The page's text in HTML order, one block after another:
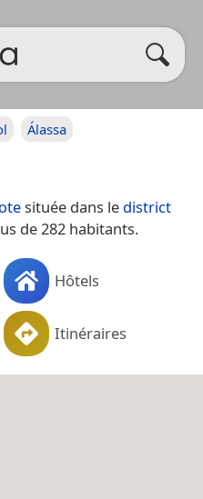
Álassa
située dans le district
de 282 habitants.
Hôtels
Itinéraires